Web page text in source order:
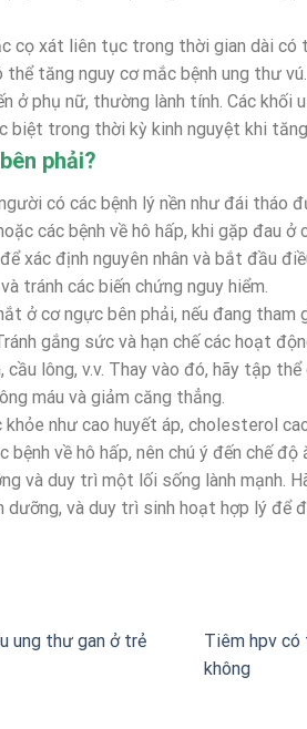
cọ xát liên tục trong thời gian dài có
tăng nguy cơ mắc bệnh ung thư vú.
ở phụ nữ, thường lành tính. Các khối
trong thời kỳ kinh nguyệt khi
phải?
có các bệnh lý nền như đái tháo
các bệnh về hô hấp, khi gặp đau ở
xác định nguyên nhân và bắt đầu
tránh các biến chứng nguy hiểm.
ở cơ ngực bên phải, nếu đang tham
gắng sức và hạn chế các hoạt
lông, v.v. Thay vào đó, hãy tập thể
máu và giảm căng thẳng.
như cao huyết áp, cholesterol
về hô hấp, nên chú ý đến chế độ
và duy trì một lối sống lành mạnh.
dưỡng, và duy trì sinh hoạt hợp lý để
ung thư gan ở trẻ
Tiêm hpv có
không